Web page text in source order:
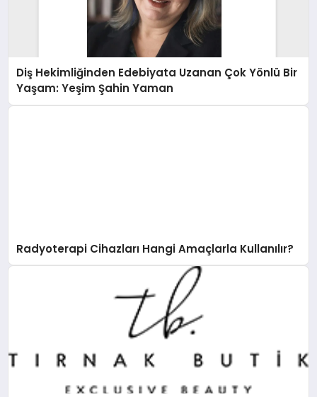
Diş Hekimliğinden Edebiyata Uzanan Çok Yönlü Bir
Yaşam: Yeşim Şahin Yaman
Radyoterapi Cihazları Hangi Amaçlarla Kullanılır?